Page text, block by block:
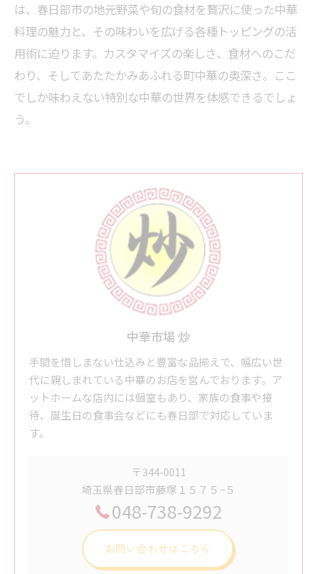
は、春日部市の地元野菜や旬の食材を贅沢に使った中華
料理の魅力と、その味わいを広げる各種トッピングの活
用術に迫ります。カスタマイズの楽しさ、食材へのこだ
わり、そしてあたたかみあふれる町中華の奥深さ。ここ
でしか味わえない特別な中華の世界を体感できるでしょ
う。
中華市場 炒
手間を惜しまない仕込みと豊富な品揃えで、幅広い世
代に親しまれている中華のお店を営んでおります。ア
ットホームな店内には個室もあり、家族の食事や接
待、誕生日の食事会などにも春日部で対応していま
す。
〒344-0011
埼玉県春日部市藤塚１５７５−５
048-738-9292
お問い合わせはこちら